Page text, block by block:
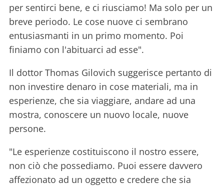
per sentirci bene, e ci riusciamo! Ma solo per un
breve periodo. Le cose nuove ci sembrano
entusiasmanti in un primo momento. Poi
finiamo con l'abituarci ad esse".
Il dottor Thomas Gilovich suggerisce pertanto di
non investire denaro in cose materiali, ma in
esperienze, che sia viaggiare, andare ad una
mostra, conoscere un nuovo locale, nuove
persone.
"Le esperienze costituiscono il nostro essere,
non ciò che possediamo. Puoi essere davvero
affezionato ad un oggetto e credere che sia